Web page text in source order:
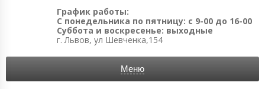
График работы:
С понедельника по пятницу: с 9-00 до 16-00
Суббота и воскресенье: выходные
г. Львов, ул Шевченка,154
Меню